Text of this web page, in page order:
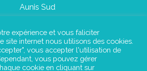
Aunis Sud
Plan du site
Mentions légales
expérience et vous faliciter
site internet nous utilisons des cookies.
vous accepter l'utilisation de
vous pouvez gérer
cookie en cliquant sur